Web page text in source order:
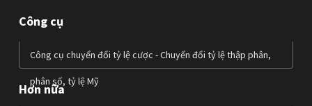
Công cụ
Công cụ chuyển đổi tỷ lệ cược - Chuyển đổi tỷ lệ thập phân,
phân số, tỷ lệ Mỹ
Hơn nữa